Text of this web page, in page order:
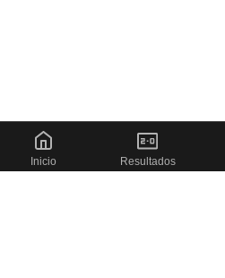
Inicio Resultados